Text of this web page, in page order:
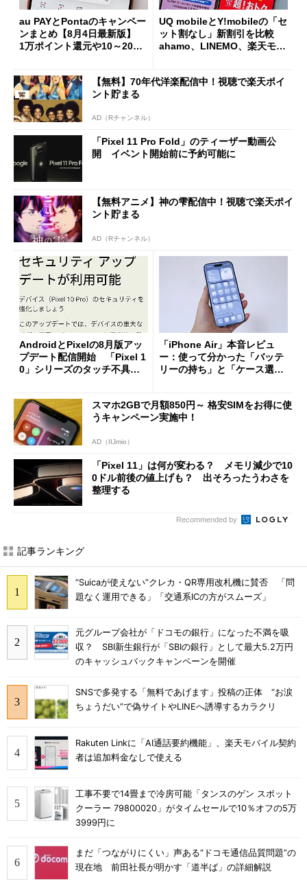
au PAYとPontaのキャンペー
ンまとめ【8月4日最新版】
1万ポイント還元や10～20％
UQ mobileとY!mobileの「セ
ット割なし」新割引を比較
ahamo、LINEMO、楽天モバ
【無料】70年代洋楽配信中！視聴で楽天ポイ
ント貯まる
AD（Rチャンネル）
「Pixel 11 Pro Fold」のティーザー動画公
開 イベント開始前に予約可能に
【無料アニメ】神の雫配信中！視聴で楽天ポイ
ント貯まる
AD（Rチャンネル）
AndroidとPixelの8月版アッ
プデート配信開始 「Pixel 1
0」シリーズのタッチ不具合
「iPhone Air」本音レビュ
ー：使って分かった「バッテ
リーの持ち」と「ケース選
スマホ2GBで月額850円～ 格安SIMをお得に使
うキャンペーン実施中！
AD（IIJmio）
「Pixel 11」は何が変わる？ メモリ減少で10
0ドル前後の値上げも？ 出そろったうわさを
整理する
Recommended by
記事ランキング
“Suicaが使えない”クレカ・QR専用改札機に賛否 「問
題なく運用できる」「交通系ICの方がスムーズ」
元グループ会社が「ドコモの銀行」になった不満を吸
収？ SBI新生銀行が「SBIの銀行」として最大5.2万円
のキャッシュバックキャンペーンを開催
SNSで多発する「無料であげます」投稿の正体 “お涙
ちょうだい”で偽サイトやLINEへ誘導するカラクリ
Rakuten Linkに「AI通話要約機能」、楽天モバイル契約
者は追加料金なしで使える
工事不要で14畳まで冷房可能「タンスのゲン スポット
クーラー 79800020」がタイムセールで10％オフの5万
3999円に
まだ「つながりにくい」声ある“ドコモ通信品質問題”の
現在地 前田社長が明かす「道半ば」の詳細解説